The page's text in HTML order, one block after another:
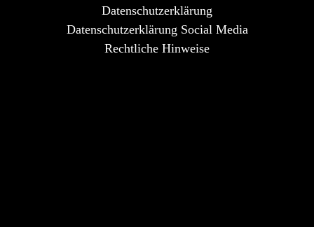
Datenschutzerklärung
Datenschutzerklärung Social Media
Rechtliche Hinweise